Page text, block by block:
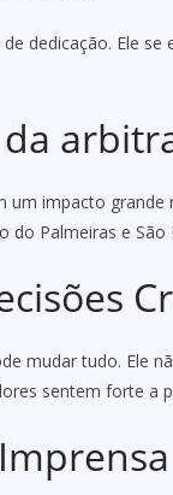
dedicação. Ele
um impacto
do Palmeiras e
mudar tudo. Ele
sentem forte a